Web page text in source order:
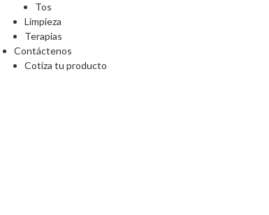
Tos
Limpieza
Terapias
Contáctenos
Cotiza tu producto